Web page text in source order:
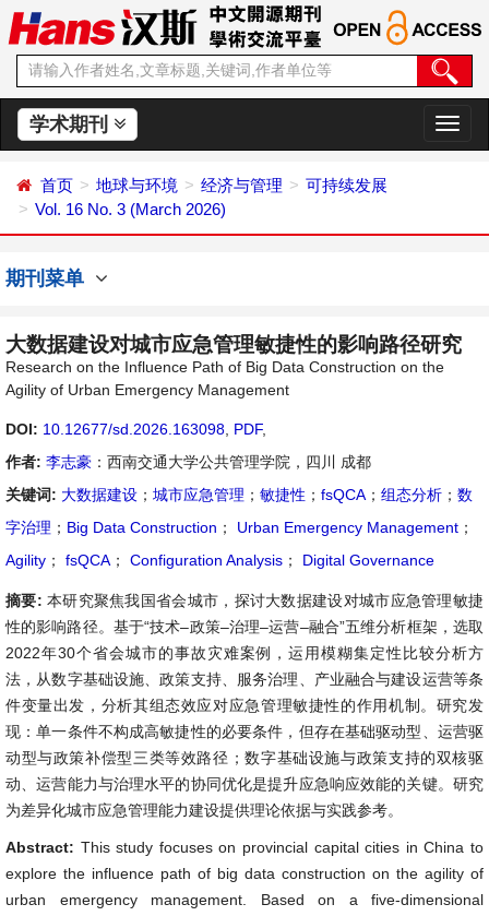
学术期刊
切
换
首页 地球与环境 经济与管理
可持续发展
Vol. 16 No. 3 (March 2026)
期刊菜单
大数据建设对城市应急管理敏捷性的影响路径研究
Research on the Influence Path of Big Data Construction on the
Agility of Urban Emergency Management
DOI: 10.12677/sd.2026.163098 PDF,
作者: 李志豪 ：西南交通大学公共管理学院，四川 成都
关键词: 大数据建设 ； 城市应急管理 ； 敏捷性 ； fsQCA ； 组态分析 ； 数
字治理 ； Big Data Construction ； Urban Emergency Management ；
Agility ； fsQCA ； Configuration Analysis ； Digital Governance
摘要: 本研究聚焦我国省会城市，探讨大数据建设对城市应急管理敏捷
性的影响路径。基于“技术–政策–治理–运营–融合”五维分析框架，选取
2022年30个省会城市的事故灾难案例，运用模糊集定性比较分析方
法，从数字基础设施、政策支持、服务治理、产业融合与建设运营等条
件变量出发，分析其组态效应对应急管理敏捷性的作用机制。研究发
现：单一条件不构成高敏捷性的必要条件，但存在基础驱动型、运营驱
动型与政策补偿型三类等效路径；数字基础设施与政策支持的双核驱
动、运营能力与治理水平的协同优化是提升应急响应效能的关键。研究
为差异化城市应急管理能力建设提供理论依据与实践参考。
Abstract: This study focuses on provincial capital cities in China to
explore the influence path of big data construction on the agility of
urban emergency management. Based on a five-dimensional